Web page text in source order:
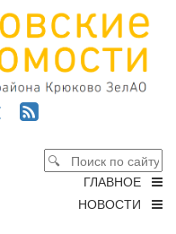
ГЛАВНОЕ
НОВОСТИ